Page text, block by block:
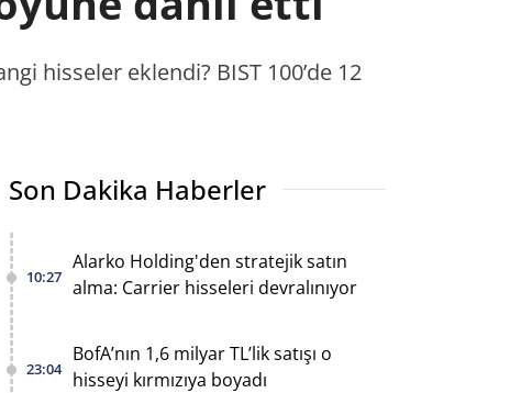
hisseler eklendi? BIST 100’de 12
Son Dakika Haberler
10:27
Alarko Holding'den stratejik satın
alma: Carrier hisseleri devralınıyor
23:04
BofA’nın 1,6 milyar TL’lik satışı o
hisseyi kırmızıya boyadı